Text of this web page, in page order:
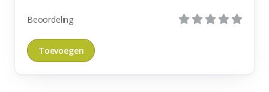
Beoordeling